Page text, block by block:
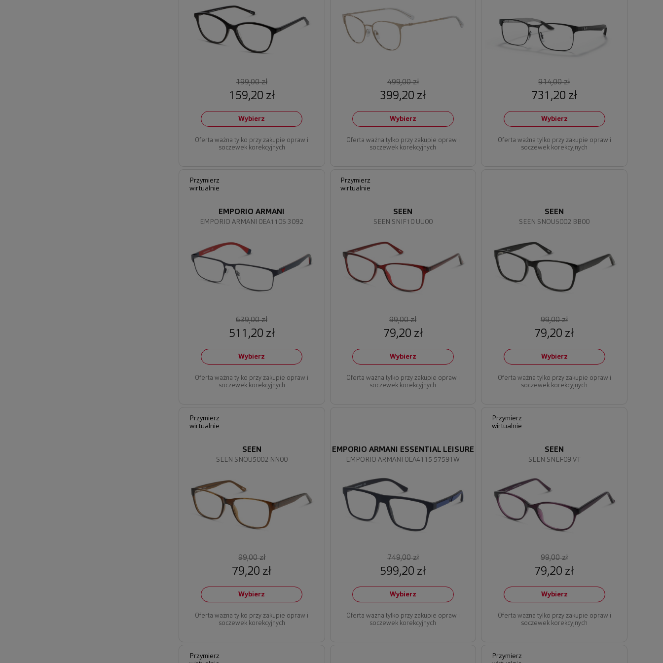
199,00 zł
159,20 zł
Wybierz
Oferta ważna tylko przy zakupie opraw i
soczewek korekcyjnych
499,00 zł
399,20 zł
Wybierz
Oferta ważna tylko przy zakupie opraw i
soczewek korekcyjnych
914,00 zł
731,20 zł
Wybierz
Oferta ważna tylko przy zakupie opraw i
soczewek korekcyjnych
Przymierz
wirtualnie
EMPORIO ARMANI 0EA1105 3092
EMPORIO ARMANI
639,00 zł
511,20 zł
Wybierz
Oferta ważna tylko przy zakupie opraw i
soczewek korekcyjnych
Przymierz
wirtualnie
SEEN SNIF10 UU00
SEEN
99,00 zł
79,20 zł
Wybierz
Oferta ważna tylko przy zakupie opraw i
soczewek korekcyjnych
SEEN SNOU5002 BB00
SEEN
99,00 zł
79,20 zł
Wybierz
Oferta ważna tylko przy zakupie opraw i
soczewek korekcyjnych
Przymierz
wirtualnie
SEEN SNOU5002 NN00
SEEN
99,00 zł
79,20 zł
Wybierz
Oferta ważna tylko przy zakupie opraw i
soczewek korekcyjnych
EMPORIO ARMANI 0EA4115 57591W
EMPORIO ARMANI ESSENTIAL LEISURE
749,00 zł
599,20 zł
Wybierz
Oferta ważna tylko przy zakupie opraw i
soczewek korekcyjnych
Przymierz
wirtualnie
SEEN SNEF09 VT
SEEN
99,00 zł
79,20 zł
Wybierz
Oferta ważna tylko przy zakupie opraw i
soczewek korekcyjnych
Przymierz
Przymierz